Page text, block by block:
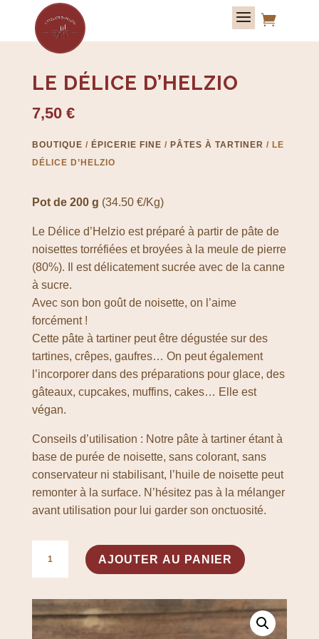

LE DÉLICE D’HELZIO
7,50 €
BOUTIQUE / ÉPICERIE FINE / PÂTES À TARTINER / LE
DÉLICE D’HELZIO
Pot de 200 g (34.50 €/Kg)
Le Délice d’Helzio est préparé à partir de pâte de
noisettes torréfiées et broyées à la meule de pierre
(80%). Il est délicatement sucrée avec de la canne
à sucre.
Avec son bon goût de noisette, on l’aime
forcément !
Cette pâte à tartiner peut être dégustée sur des
tartines, crêpes, gaufres… On peut également
l’incorporer dans des préparations pour glace, des
gâteaux, cupcakes, muffins, cakes… Elle est
végan.
Conseils d’utilisation : Notre pâte à tartiner étant à
base de purée de noisette, sans colorant, sans
conservateur ni stabilisant, l’huile de noisette peut
remonter à la surface. N’hésitez pas à la mélanger
avant utilisation pour lui garder son onctuosité.
Délice
d'Helzio
AJOUTER AU PANIER
e
r